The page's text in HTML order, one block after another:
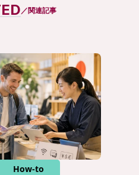
／関連記事
How-to